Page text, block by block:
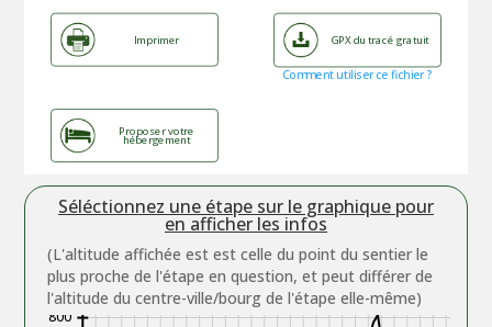
Imprimer GPX du tracé gratuit
Comment utiliser ce fichier ?
Proposer votre
hébergement
Séléctionnez une étape sur le graphique pour
en afficher les infos
(L'altitude affichée est est celle du point du sentier le
plus proche de l'étape en question, et peut différer de
l'altitude du centre-ville/bourg de l'étape elle-même)
800